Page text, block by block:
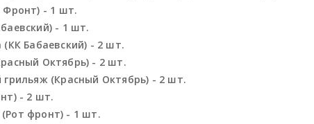
Фронт) - 1 шт.
- 1 шт.
Бабаевский) - 2 шт.
Октябрь) - 2 шт.
(Красный Октябрь) - 2 шт.
- 2 шт.
фронт) - 1 шт.